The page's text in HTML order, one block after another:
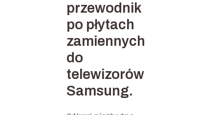
przewodnik
po płytach
zamiennych
do
telewizorów
Samsung.